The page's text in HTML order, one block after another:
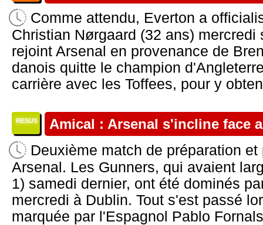
Comme attendu, Everton a
Christian Nørgaard (32 ans) mercredi
rejoint Arsenal en provenance de
danois quitte le champion
carrière avec les Toffees, pour y
RESUS Amical : Arsenal s'incline face
Deuxième match de préparation
Arsenal. Les Gunners, qui avaient
1) samedi dernier, ont été dominés
mercredi à Dublin. Tout s'est passé
marquée par l'Espagnol Pablo